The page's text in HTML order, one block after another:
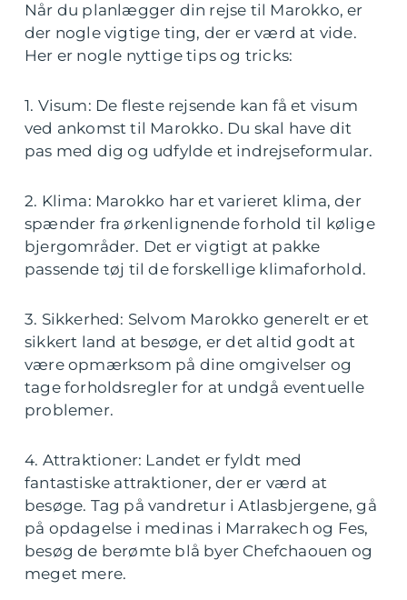
Når du planlægger din rejse til Marokko, er
der nogle vigtige ting, der er værd at vide.
Her er nogle nyttige tips og tricks:
1. Visum: De fleste rejsende kan få et visum
ved ankomst til Marokko. Du skal have dit
pas med dig og udfylde et indrejseformular.
2. Klima: Marokko har et varieret klima, der
spænder fra ørkenlignende forhold til kølige
bjergområder. Det er vigtigt at pakke
passende tøj til de forskellige klimaforhold.
3. Sikkerhed: Selvom Marokko generelt er et
sikkert land at besøge, er det altid godt at
være opmærksom på dine omgivelser og
tage forholdsregler for at undgå eventuelle
problemer.
4. Attraktioner: Landet er fyldt med
fantastiske attraktioner, der er værd at
besøge. Tag på vandretur i Atlasbjergene, gå
på opdagelse i medinas i Marrakech og Fes,
besøg de berømte blå byer Chefchaouen og
meget mere.